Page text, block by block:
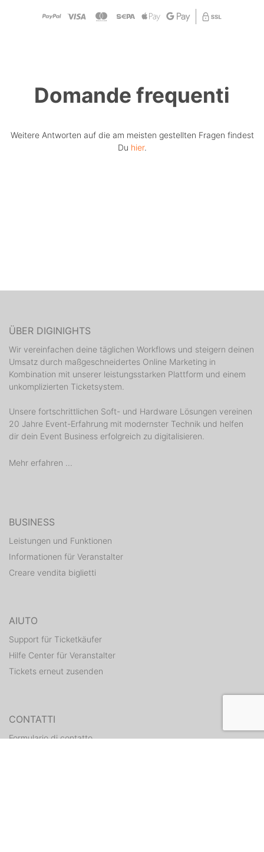
Domande frequenti
Weitere Antworten auf die am meisten gestellten Fragen findest
Du hier.
ÜBER DIGINIGHTS
Wir vereinfachen deine täglichen Workflows und steigern deinen
Umsatz durch maßgeschneidertes Online Marketing in
Kombination mit unserer leistungsstarken Plattform und einem
unkomplizierten Ticketsystem.
Unsere fortschrittlichen Soft- und Hardware Lösungen vereinen
20 Jahre Event-Erfahrung mit modernster Technik und helfen
dir dein Event Business erfolgreich zu digitalisieren.
Mehr erfahren ...
BUSINESS
Leistungen und Funktionen
Informationen für Veranstalter
Creare vendita biglietti
AIUTO
Support für Ticketkäufer
Hilfe Center für Veranstalter
Tickets erneut zusenden
CONTATTI
Formulario di contatto